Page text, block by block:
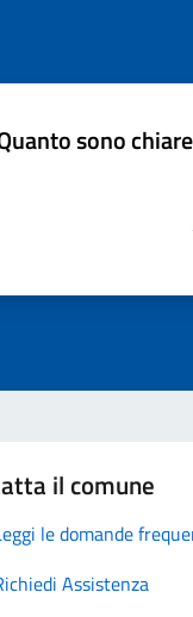
sono
il comune
le domande
Assistenza